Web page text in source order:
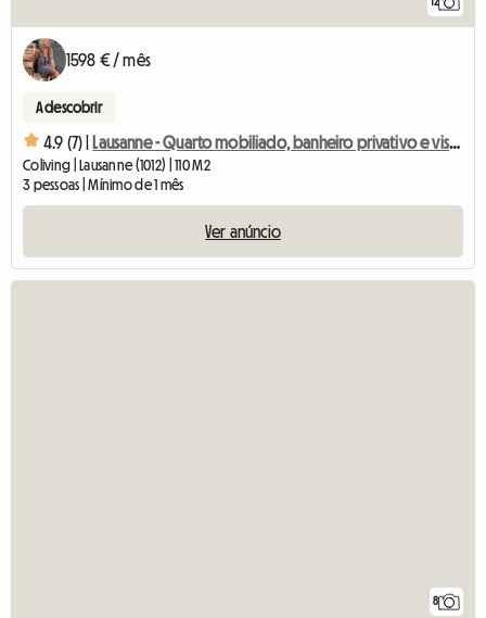
1598 € / mês
A descobrir
4.9 (7) | Lausanne - Quarto mobiliado, banheiro privativo e vista para o jardim - Verde
Coliving | Lausanne (1012) | 110 M2
3 pessoas | Mínimo de 1 mês
Ver anúncio
8